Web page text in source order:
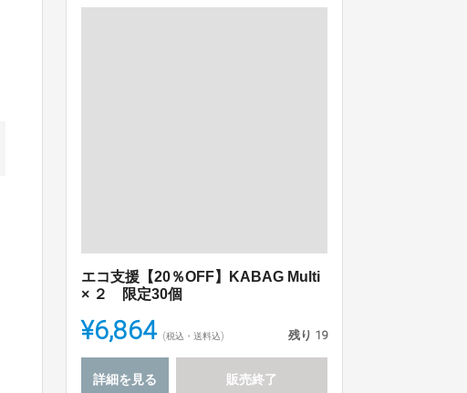
エコ支援【20％OFF】KABAG Multi
× ２ 限定30個
¥6,864 (税込・送料込) 残り 19
詳細を見る 販売終了